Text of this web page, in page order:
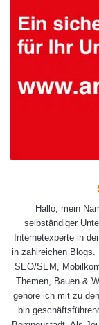
Hallo, mein
selbständiger
Internetexperte in
in zahlreichen Blogs.
SEO/SEM,
Themen, Bauen &
gehöre ich mit zu
bin